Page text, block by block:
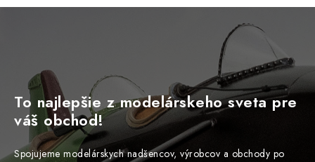
PUBLIKÁCIE
SKY RIDERS COFFEE
To najlepšie z modelárskeho sveta pre
váš obchod!
Spojujeme modelárskych nadšencov, výrobcov a obchody po